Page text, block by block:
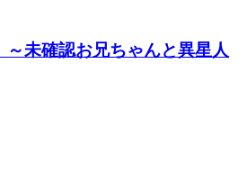
未確認お兄ちゃんと異星人